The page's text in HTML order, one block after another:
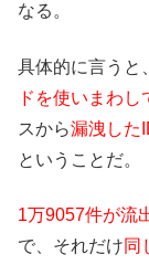
なる。
具体的に言うと、
ドを使いまわし
スから漏洩した
ということだ。
1万9057件が流
で、それだけ同